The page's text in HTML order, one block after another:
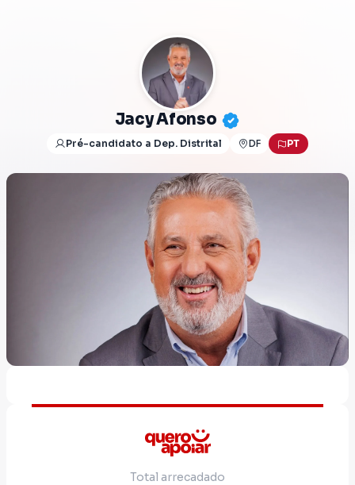
Jacy Afonso
Pré-candidato a Dep. Distrital DF PT
Total arrecadado